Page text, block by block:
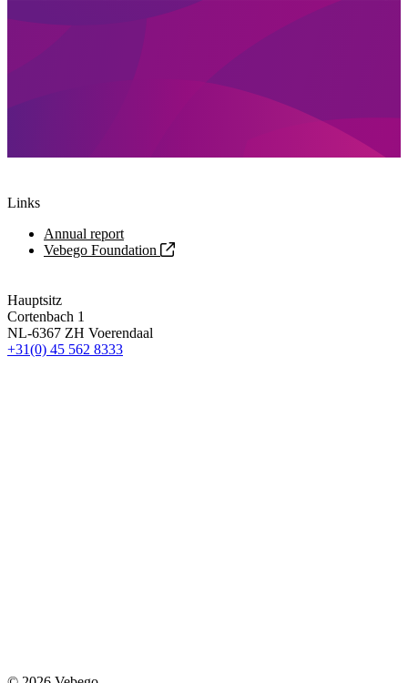
Links
Annual report
Vebego Foundation
Hauptsitz
Cortenbach 1
NL-6367 ZH Voerendaal
+31(0) 45 562 8333